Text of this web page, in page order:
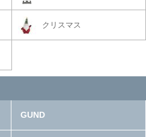
クリスマス
GUND